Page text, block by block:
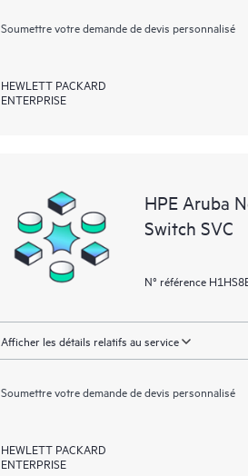
Soumettre votre demande de devis personnalisé
HEWLETT PACKARD
ENTERPRISE
HPE Aruba
Switch SVC
N° référence
Afficher les détails relatifs au service
Soumettre votre demande de devis personnalisé
HEWLETT PACKARD
ENTERPRISE